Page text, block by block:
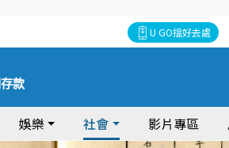
U GO搵好去處
款
娛樂 社會 影片專區